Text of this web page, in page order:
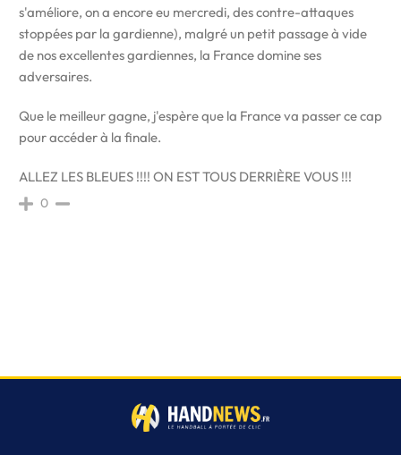
s'améliore, on a encore eu mercredi, des contre-attaques
stoppées par la gardienne), malgré un petit passage à vide
de nos excellentes gardiennes, la France domine ses
adversaires.
Que le meilleur gagne, j'espère que la France va passer ce cap
pour accéder à la finale.
ALLEZ LES BLEUES !!!! ON EST TOUS DERRIÈRE VOUS !!!
0